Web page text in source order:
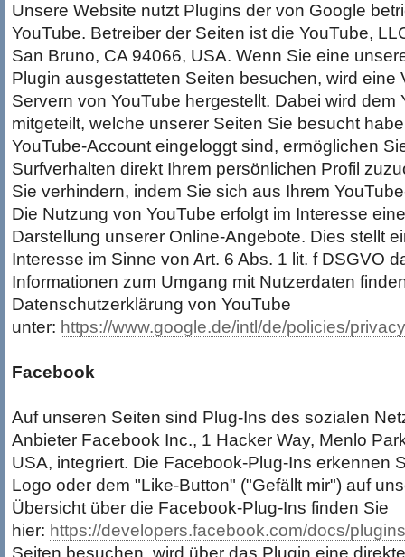
Unsere Website nutzt Plugins der von Google
YouTube. Betreiber der Seiten ist die YouTube,
San Bruno, CA 94066, USA. Wenn Sie eine
Plugin ausgestatteten Seiten besuchen, wird eine
Servern von YouTube hergestellt. Dabei wird dem
mitgeteilt, welche unserer Seiten Sie besucht
YouTube-Account eingeloggt sind, ermöglichen
Surfverhalten direkt Ihrem persönlichen Profil
Sie verhindern, indem Sie sich aus Ihrem
Die Nutzung von YouTube erfolgt im Interesse
Darstellung unserer Online-Angebote. Dies stellt
Interesse im Sinne von Art. 6 Abs. 1 lit. f DSGVO
Informationen zum Umgang mit Nutzerdaten
Datenschutzerklärung von YouTube
unter: https://www.google.de/intl/de/policies/privacy
Facebook
Auf unseren Seiten sind Plug-Ins des sozialen
Anbieter Facebook Inc., 1 Hacker Way, Menlo
USA, integriert. Die Facebook-Plug-Ins erkennen
Logo oder dem "Like-Button" ("Gefällt mir") auf
Übersicht über die Facebook-Plug-Ins finden Sie
hier: https://developers.facebook.com/docs/
Seiten besuchen, wird über das Plugin eine